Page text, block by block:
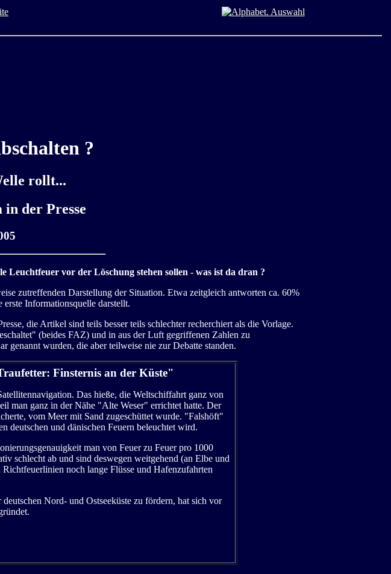
?
rollt...
der Presse
Leuchtfeuer vor der Löschung stehen sollen - was ist da dran ?
zutreffenden Darstellung der Situation. Etwa zeitgleich antworten ca. 60%
erste Informationsquelle darstellt.
die Artikel sind teils besser teils schlechter recherchiert als die Vorlage.
(beides FAZ) und in aus der Luft gegriffenen Zahlen zu
genannt wurden, die aber teilweise nie zur Debatte standen.
Finsternis an der Küste"
Das hieße, die Weltschiffahrt ganz von
man ganz in der Nähe "Alte Weser" errichtet hatte. Der
vom Meer mit Sand zugeschüttet wurde. "Falshöft"
deutschen und dänischen Feuern beleuchtet wird.
man von Feuer zu Feuer pro 1000
schlecht ab und sind deswegen weitgehend (an Elbe und
noch lange Flüsse und Hafenzufahrten
Nord- und Ostseeküste zu fördern, hat sich vor